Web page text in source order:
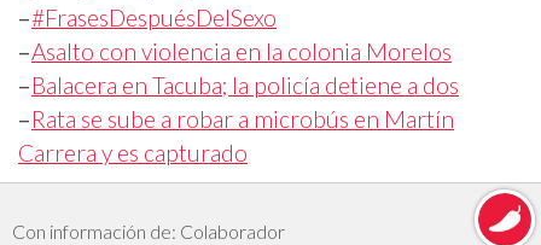
–#FrasesDespuésDelSexo
–Asalto con violencia en la colonia Morelos
–Balacera en Tacuba; la policía detiene a dos
–Rata se sube a robar a microbús en Martín
Carrera y es capturado
Con información de: Colaborador